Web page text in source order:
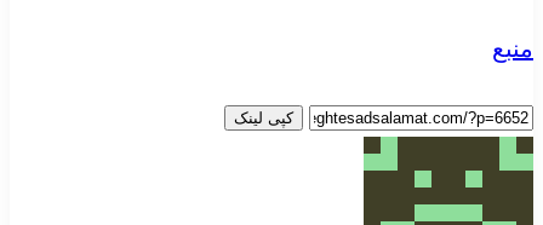
منبع
کپی لینک